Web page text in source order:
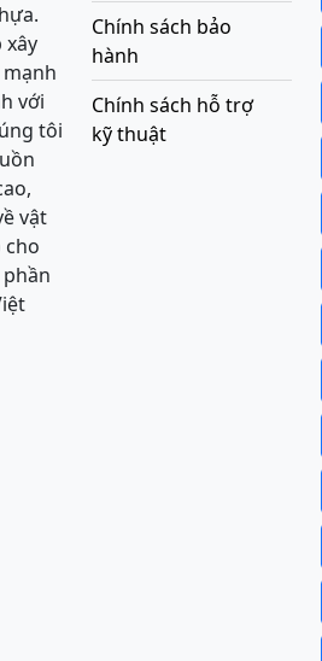
xây
với
tôi
vật
cho
Chính sách bảo
hành
Chính sách hỗ trợ
kỹ thuật